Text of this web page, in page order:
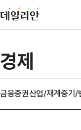
경제
금융증권산업/재계중기/